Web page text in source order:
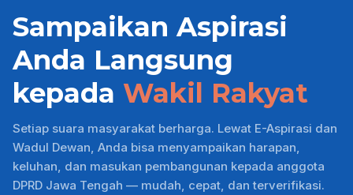
Sampaikan Aspirasi
Anda Langsung
kepada Wakil Rakyat
Setiap suara masyarakat berharga. Lewat E-Aspirasi dan
Wadul Dewan, Anda bisa menyampaikan harapan,
keluhan, dan masukan pembangunan kepada anggota
DPRD Jawa Tengah — mudah, cepat, dan terverifikasi.